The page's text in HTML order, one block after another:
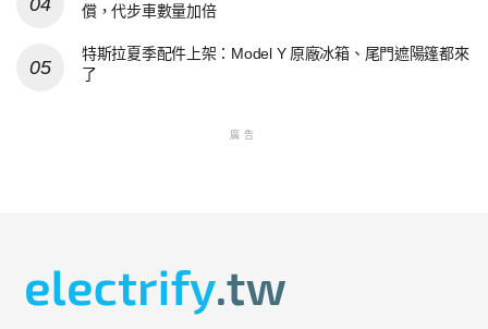
償，代步車數量加倍
特斯拉夏季配件上架：Model Y 原廠冰箱、尾門遮陽篷都來
了
廣告